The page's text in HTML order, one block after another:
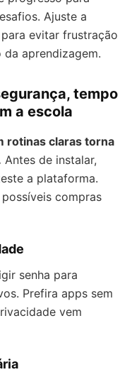
Ajuste a
evitar frustração
aprendizagem.
tempo
a escola
rotinas claras torna
Antes de instalar,
a plataforma.
compras
senha para
Prefira apps sem
vem